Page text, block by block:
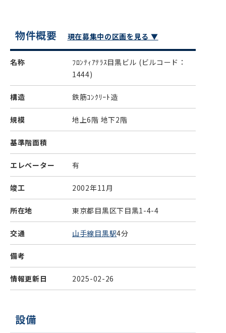
物件概要 現在募集中の区画を見る ▼
名称 ﾌﾛﾝﾃｨｱﾃﾗｽ目黒ビル (ビルコード：
1444)
構造 鉄筋ｺﾝｸﾘｰﾄ造
規模 地上6階 地下2階
基準階面積
エレベーター 有
竣工 2002年11月
所在地 東京都目黒区下目黒1-4-4
交通 山手線目黒駅4分
備考
情報更新日 2025-02-26
設備